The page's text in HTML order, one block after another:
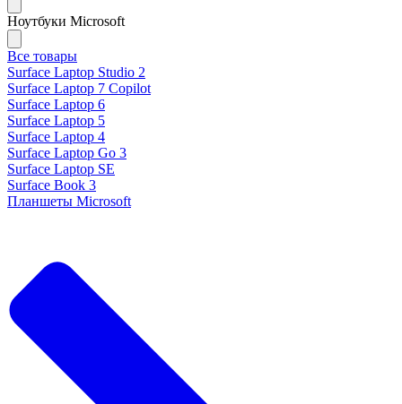
Ноутбуки Microsoft
Все товары
Surface Laptop Studio 2
Surface Laptop 7 Copilot
Surface Laptop 6
Surface Laptop 5
Surface Laptop 4
Surface Laptop Go 3
Surface Laptop SE
Surface Book 3
Планшеты Microsoft